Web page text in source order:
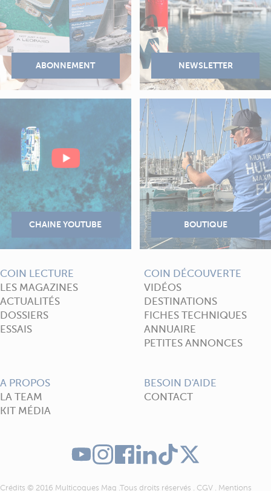
COIN LECTURE
LES MAGAZINES
ACTUALITÉS
DOSSIERS
ESSAIS
COIN DÉCOUVERTE
VIDÉOS
DESTINATIONS
FICHES TECHNIQUES
ANNUAIRE
PETITES ANNONCES
A PROPOS
LA TEAM
KIT MÉDIA
BESOIN D'AIDE
CONTACT
Crédits © 2016 Multicoques Mag .Tous droits réservés . CGV . Mentions